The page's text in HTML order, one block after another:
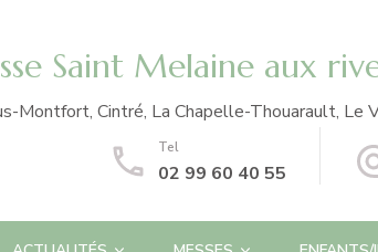
Saint Melaine aux
Montfort, Cintré, La Chapelle-Thouarault, Le
Tel
02 99 60 40 55